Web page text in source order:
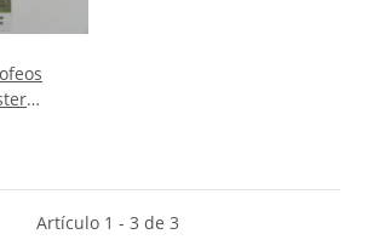
rojo
Artículo 1 - 3 de 3